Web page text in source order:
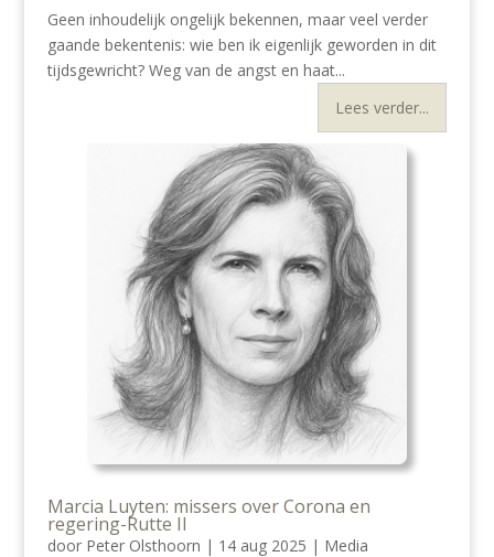
Geen inhoudelijk ongelijk bekennen, maar veel verder
gaande bekentenis: wie ben ik eigenlijk geworden in dit
tijdsgewricht? Weg van de angst en haat...
Lees verder...
Marcia Luyten: missers over Corona en
regering-Rutte II
door Peter Olsthoorn | 14 aug 2025 | Media